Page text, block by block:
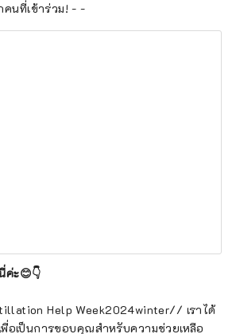
นที่เข้าร่วม! - -
ะ😊👇
Help Week2024winter// เราได้
อเป็นการขอบคุณสำหรับความช่วยเหลือ